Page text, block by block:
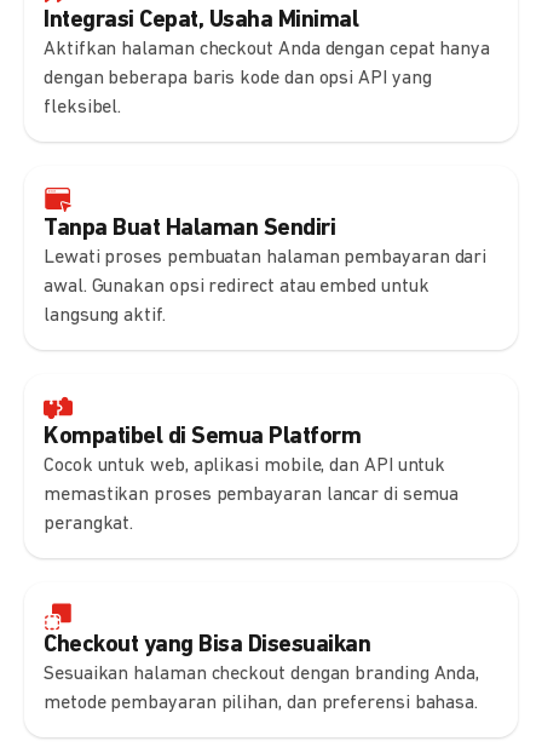
Integrasi Cepat, Usaha Minimal
Aktifkan halaman checkout Anda dengan cepat hanya
dengan beberapa baris kode dan opsi API yang
fleksibel.
Tanpa Buat Halaman Sendiri
Lewati proses pembuatan halaman pembayaran dari
awal. Gunakan opsi redirect atau embed untuk
langsung aktif.
Kompatibel di Semua Platform
Cocok untuk web, aplikasi mobile, dan API untuk
memastikan proses pembayaran lancar di semua
perangkat.
Checkout yang Bisa Disesuaikan
Sesuaikan halaman checkout dengan branding Anda,
metode pembayaran pilihan, dan preferensi bahasa.